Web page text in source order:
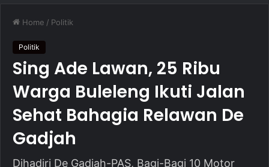
Home / Politik
Politik
Sing Ade Lawan, 25 Ribu
Warga Buleleng Ikuti Jalan
Sehat Bahagia Relawan De
Gadjah
Dihadiri De Gadjah-PAS, Bagi-Bagi 10 Motor